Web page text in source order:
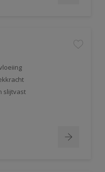
slijtvast